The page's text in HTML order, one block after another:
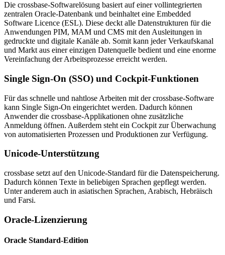
Die crossbase-Softwarelösung basiert auf einer vollintegrierten
zentralen Oracle-Datenbank und beinhaltet eine Embedded
Software Licence (ESL). Diese deckt alle Datenstrukturen für die
Anwendungen PIM, MAM und CMS mit den Ausleitungen in
gedruckte und digitale Kanäle ab. Somit kann jeder Verkaufskanal
und Markt aus einer einzigen Datenquelle bedient und eine enorme
Vereinfachung der Arbeitsprozesse erreicht werden.
Single Sign-On (SSO) und Cockpit-Funktionen
Für das schnelle und nahtlose Arbeiten mit der crossbase-Software
kann Single Sign-On eingerichtet werden. Dadurch können
Anwender die crossbase-Applikationen ohne zusätzliche
Anmeldung öffnen. Außerdem steht ein Cockpit zur Überwachung
von automatisierten Prozessen und Produktionen zur Verfügung.
Unicode-Unterstützung
crossbase setzt auf den Unicode-Standard für die Datenspeicherung.
Dadurch können Texte in beliebigen Sprachen gepflegt werden.
Unter anderem auch in asiatischen Sprachen, Arabisch, Hebräisch
und Farsi.
Oracle-Lizenzierung
Oracle Standard-Edition